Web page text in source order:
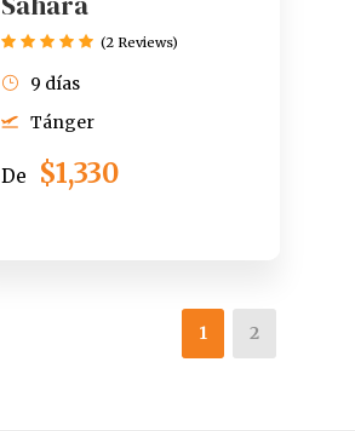
De $1,330
9 días
Tánger
(2 Reviews)
1 2